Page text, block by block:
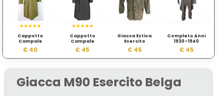
Cappotto
Campale
Esercito Rumeno
€ 40
Cappotto
Campale
Esercito Bulgaro
€ 45
Giacca Estiva
Esercito
Svedese Mod.
39/58
€ 45
Completo Anni
1930–1940
€ 45
Giacca M90 Esercito Belga